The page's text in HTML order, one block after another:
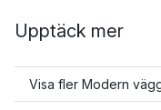
Upptäck mer
Visa fler Modern